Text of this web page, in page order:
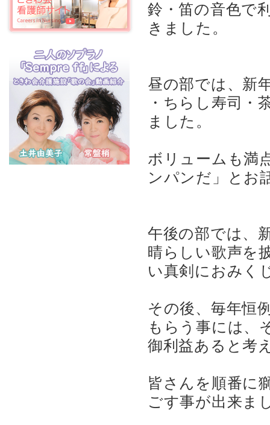
鈴・笛の音色で
きました。
昼の部では、新
・ちらし寿司・
ました。
ボリュームも満
ンパンだ」とお
午後の部では、
晴らしい歌声を
い真剣におみく
その後、毎年恒
もらう事には、
御利益あると考
皆さんを順番に
ごす事が出来ま